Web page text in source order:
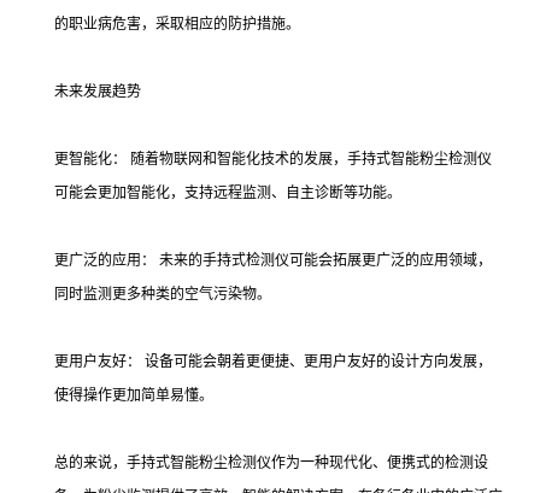
的职业病危害，采取相应的防护措施。
未来发展趋势
更智能化： 随着物联网和智能化技术的发展，手持式智能粉尘检测仪
可能会更加智能化，支持远程监测、自主诊断等功能。
更广泛的应用： 未来的手持式检测仪可能会拓展更广泛的应用领域，
同时监测更多种类的空气污染物。
更用户友好： 设备可能会朝着更便捷、更用户友好的设计方向发展，
使得操作更加简单易懂。
总的来说，手持式智能粉尘检测仪作为一种现代化、便携式的检测设